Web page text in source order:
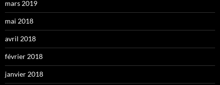
mars 2019
mai 2018
avril 2018
février 2018
janvier 2018